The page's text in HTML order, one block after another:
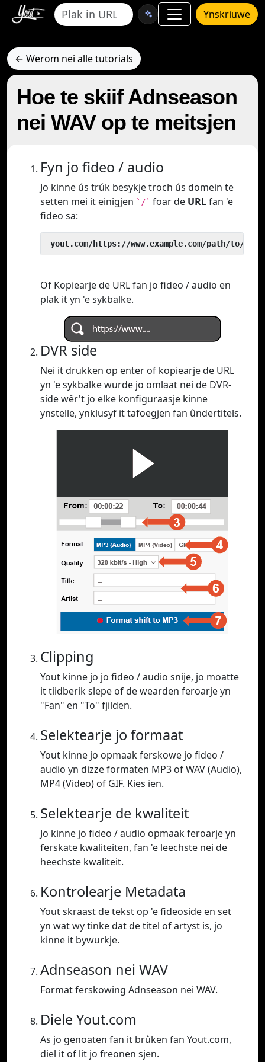
Ynskriuwe
← Werom nei alle tutorials
Hoe te skiif Adnseason
nei WAV op te meitsjen
Fyn jo fideo / audio
Jo kinne ús trúk besykje troch ús domein te
setten mei it einigjen `/` foar de URLfan 'e
fideo sa:
yout.com/https://www.example.com/path/to/
Of Kopiearje de URL fan jo fideo / audio en
plak it yn 'e sykbalke.
DVR side
Nei it drukken op enter of kopiearje de URL
yn 'e sykbalke wurde jo omlaat nei de DVR-
side wêr't jo elke konfiguraasje kinne
ynstelle, ynklusyf it tafoegjen fan ûndertitels.
Clipping
Yout kinne jo jo fideo / audio snije, jo moatte
it tiidberik slepe of de wearden feroarje yn
"Fan" en "To" fjilden.
Selektearje jo formaat
Yout kinne jo opmaak ferskowe jo fideo /
audio yn dizze formaten MP3 of WAV (Audio),
MP4 (Video) of GIF. Kies ien.
Selektearje de kwaliteit
Jo kinne jo fideo / audio opmaak feroarje yn
ferskate kwaliteiten, fan 'e leechste nei de
heechste kwaliteit.
Kontrolearje Metadata
Yout skraast de tekst op 'e fideoside en set
yn wat wy tinke dat de titel of artyst is, jo
kinne it bywurkje.
Adnseason nei WAV
Format ferskowing Adnseason nei WAV.
Diele Yout.com
As jo genoaten fan it brûken fan Yout.com,
diel it of lit jo freonen sjen.